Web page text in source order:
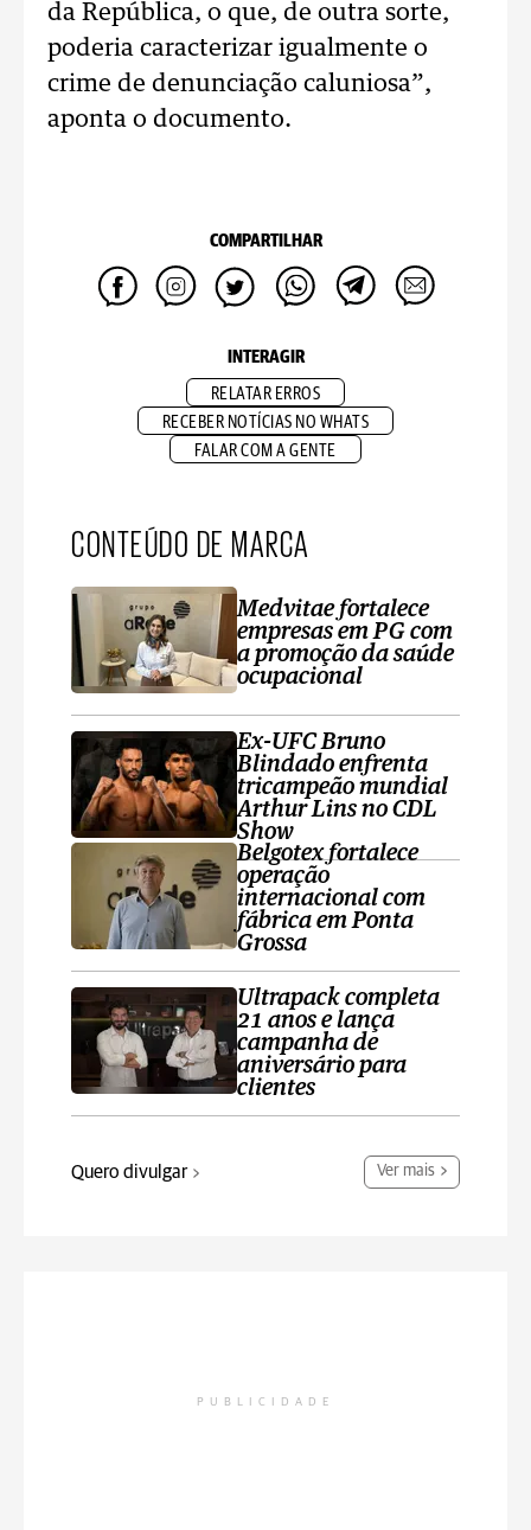
da República, o que, de outra sorte,
poderia caracterizar igualmente o
crime de denunciação caluniosa”,
aponta o documento.
COMPARTILHAR
INTERAGIR
RELATAR ERROS
RECEBER NOTÍCIAS NO WHATS
FALAR COM A GENTE
CONTEÚDO DE MARCA
Medvitae fortalece
empresas em PG com
a promoção da saúde
ocupacional
Ex-UFC Bruno
Blindado enfrenta
tricampeão mundial
Arthur Lins no CDL
Show
Belgotex fortalece
operação
internacional com
fábrica em Ponta
Grossa
Ultrapack completa
21 anos e lança
campanha de
aniversário para
clientes
Quero divulgar Ver mais
PUBLICIDADE